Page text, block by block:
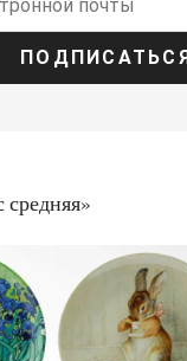
ПОДПИСАТЬСЯ